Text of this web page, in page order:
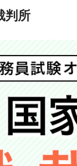
判所